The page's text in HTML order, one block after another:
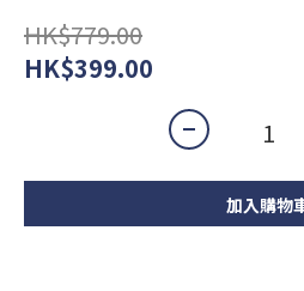
HK$779.00
HK$399.00
加入購物